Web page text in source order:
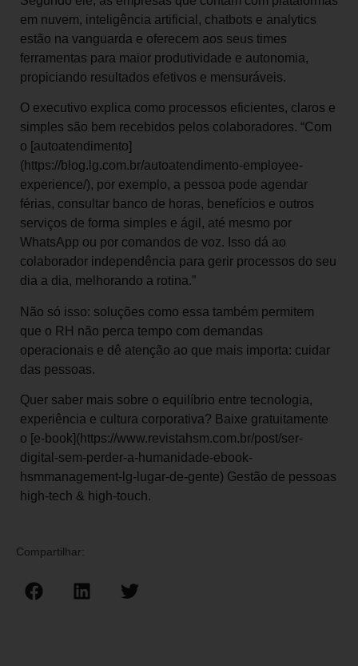
em nuvem, inteligência artificial, chatbots e analytics
estão na vanguarda e oferecem aos seus times
ferramentas para maior produtividade e autonomia,
propiciando resultados efetivos e mensuráveis.
O executivo explica como processos eficientes, claros e
simples são bem recebidos pelos colaboradores. “Com
o [autoatendimento]
(https://blog.lg.com.br/autoatendimento-employee-
experience/), por exemplo, a pessoa pode agendar
férias, consultar banco de horas, benefícios e outros
serviços de forma simples e ágil, até mesmo por
WhatsApp ou por comandos de voz. Isso dá ao
colaborador independência para gerir processos do seu
dia a dia, melhorando a rotina.”
Não só isso: soluções como essa também permitem
que o RH não perca tempo com demandas
operacionais e dê atenção ao que mais importa: cuidar
das pessoas.
Quer saber mais sobre o equilíbrio entre tecnologia,
experiência e cultura corporativa? Baixe gratuitamente
o [e-book](https://www.revistahsm.com.br/post/ser-
digital-sem-perder-a-humanidade-ebook-
hsmmanagement-lg-lugar-de-gente) Gestão de pessoas
high-tech & high-touch.
Compartilhar: